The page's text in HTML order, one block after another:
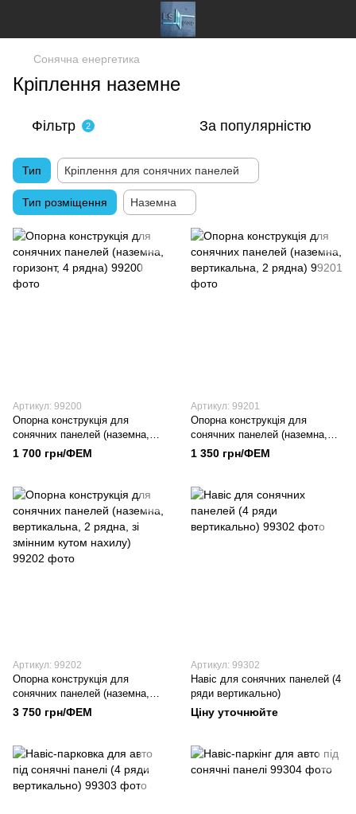
Сонячна енергетика
Кріплення наземне
Фільтр 2 За популярністю
Тип Кріплення для сонячних панелей
Тип розміщення Наземна
Артикул: 99200
Опорна конструкція для
сонячних панелей (наземна,
горизонт, 4 рядна)
1 700 грн/ФЕМ
Артикул: 99201
Опорна конструкція для
сонячних панелей (наземна,
вертикальна, 2 рядна)
1 350 грн/ФЕМ
Артикул: 99202
Опорна конструкція для
сонячних панелей (наземна,
вертикальна, 2 рядна, зі
змінним кутом нахилу)
3 750 грн/ФЕМ
Артикул: 99302
Навіс для сонячних панелей (4
ряди вертикально)
Ціну уточнюйте